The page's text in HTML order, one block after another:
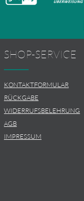
SHOP-SERVICE
KONTAKTFORMULAR
RÜCKGABE
WIDERRUFSBELEHRUNG
AGB
IMPRESSUM